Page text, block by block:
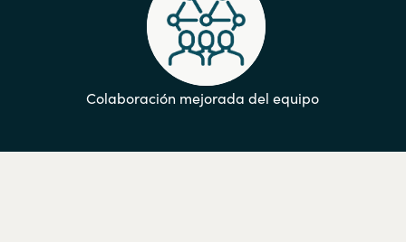
Colaboración mejorada del equipo